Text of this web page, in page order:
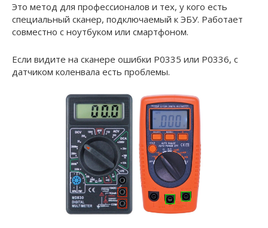
Это метод для профессионалов и тех, у кого есть
специальный сканер, подключаемый к ЭБУ. Работает
совместно с ноутбуком или смартфоном.
Если видите на сканере ошибки Р0335 или Р0336, с
датчиком коленвала есть проблемы.